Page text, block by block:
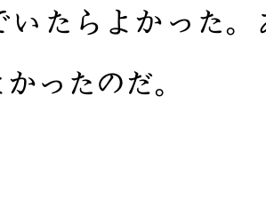
いたらよかった
ったのだ。